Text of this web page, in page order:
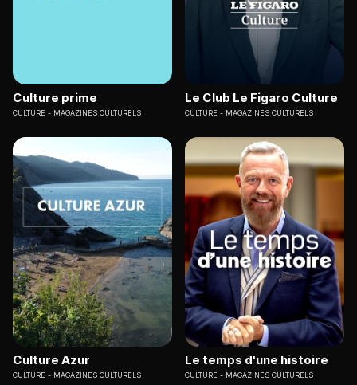
Culture prime
CULTURE MAGAZINES CULTURELS
Le Club Le Figaro Culture
CULTURE MAGAZINES CULTURELS
Culture Azur
CULTURE MAGAZINES CULTURELS
Le temps d'une histoire
CULTURE MAGAZINES CULTURELS